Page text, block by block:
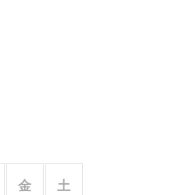
金 土